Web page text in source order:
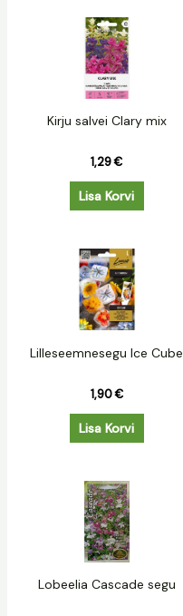
Kirju salvei Clary mix
1,29€
Lisa Korvi
Lilleseemnesegu Ice Cube
1,90€
Lisa Korvi
Lobeelia Cascade segu